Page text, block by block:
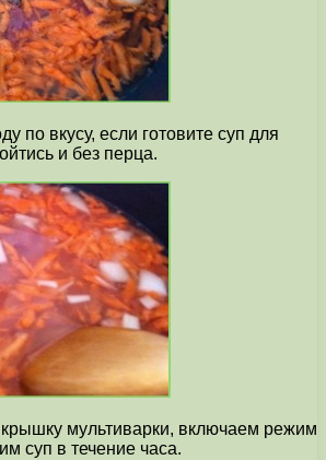
по вкусу, если готовите суп для
и без перца.
мультиварки, включаем режим
суп в течение часа.